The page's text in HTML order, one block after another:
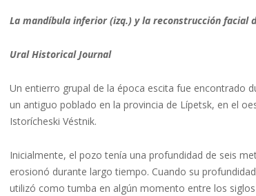
La mandíbula inferior (izq.) y la reconstrucción facial
Ural Historical Journal
Un entierro grupal de la época escita fue encontrado
un antiguo poblado en la provincia de Lípetsk, en el
Istorícheski Véstnik.
Inicialmente, el pozo tenía una profundidad de seis
erosionó durante largo tiempo. Cuando su
utilizó como tumba en algún momento entre los siglos